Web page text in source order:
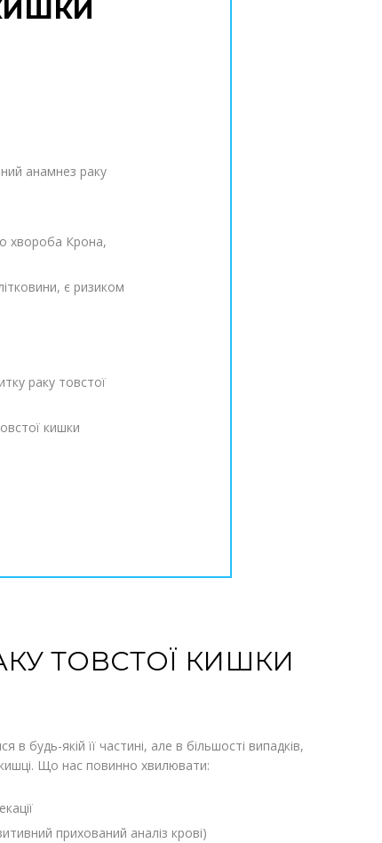
анамнез раку
хвороба Крона,
є ризиком
раку товстої
кишки
ТОВСТОЇ КИШКИ
будь-якій її частині, але в більшості випадків,
Що нас повинно хвилювати:
прихований аналіз крові)